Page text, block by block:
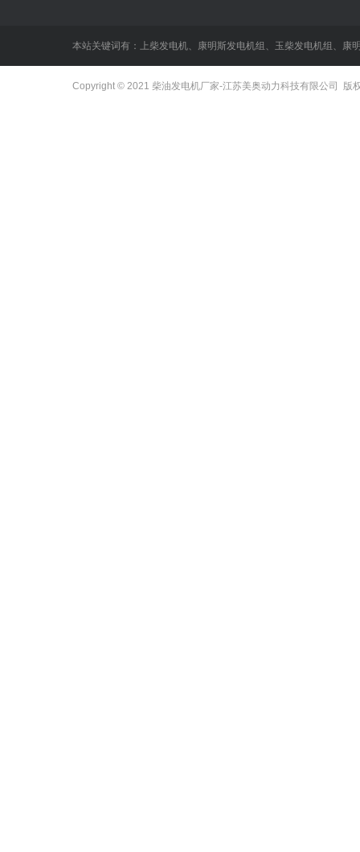
本站关键词有： 上柴发电机、 康明斯发电机组 、 玉柴发电机组 、 康
Copyright © 2021 柴油发电机厂家-江苏美奥动力科技有限公司 版